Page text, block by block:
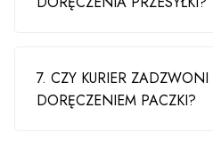
7. CZY KURIER
DORĘCZENIEM PACZKI?